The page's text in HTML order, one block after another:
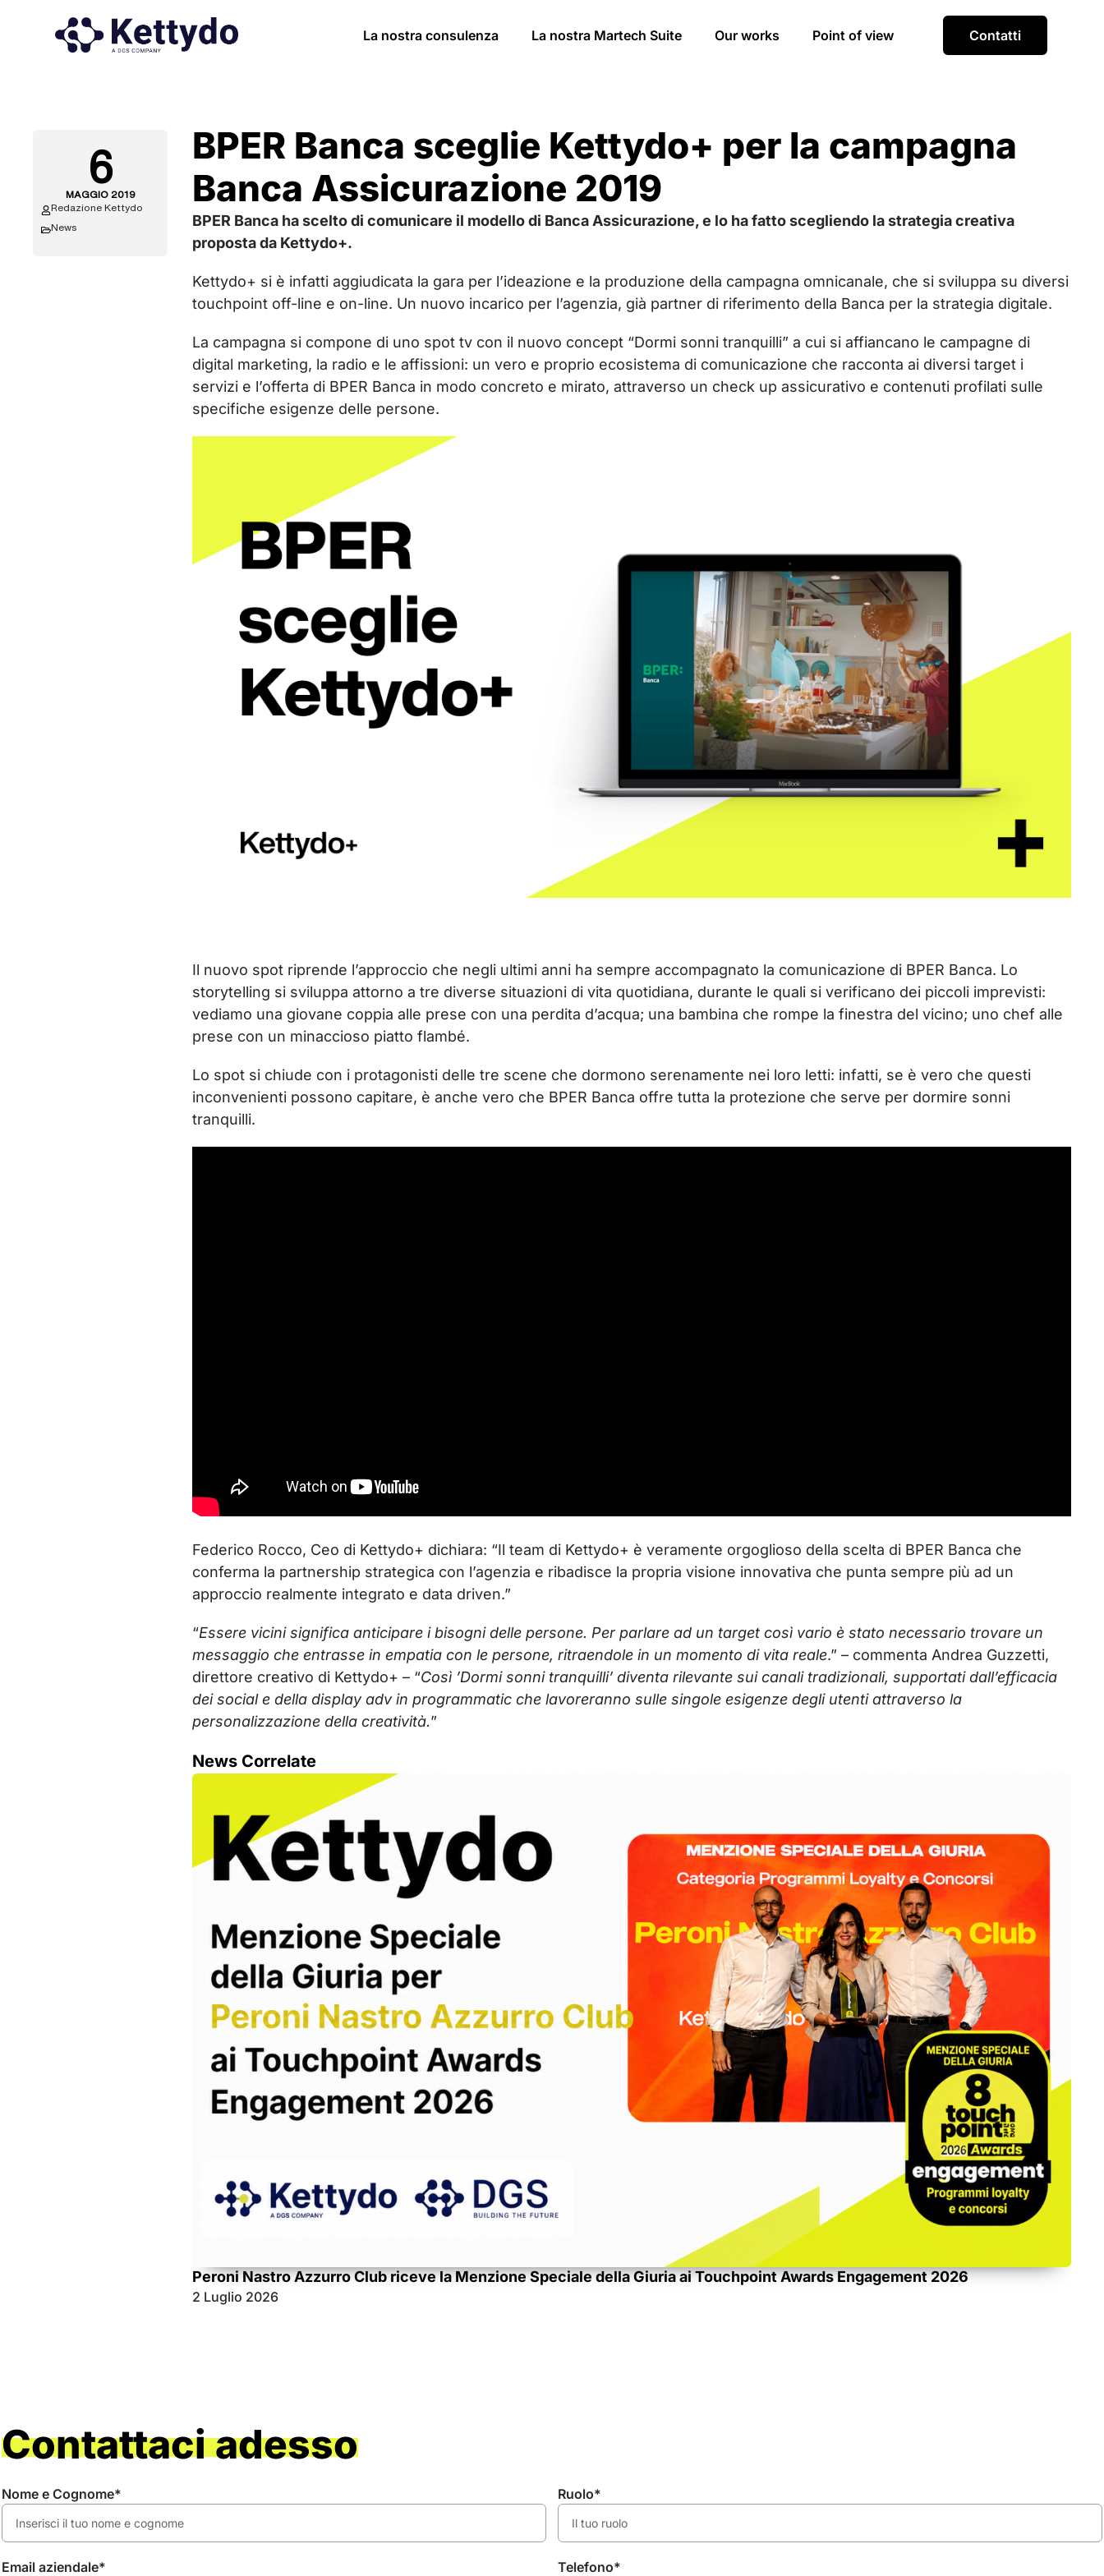
La nostra consulenza La nostra Martech Suite Our works Point of view Contatti
6
MAGGIO 2019
Redazione Kettydo
News
BPER Banca sceglie Kettydo+ per la campagna
Banca Assicurazione 2019
BPER Banca ha scelto di comunicare il modello di Banca Assicurazione, e lo ha fatto scegliendo la strategia creativa
proposta da Kettydo+.
Kettydo+ si è infatti aggiudicata la gara per l’ideazione e la produzione della campagna omnicanale, che si sviluppa su diversi
touchpoint off-line e on-line. Un nuovo incarico per l’agenzia, già partner di riferimento della Banca per la strategia digitale.
La campagna si compone di uno spot tv con il nuovo concept “Dormi sonni tranquilli” a cui si affiancano le campagne di
digital marketing, la radio e le affissioni: un vero e proprio ecosistema di comunicazione che racconta ai diversi target i
servizi e l’offerta di BPER Banca in modo concreto e mirato, attraverso un check up assicurativo e contenuti profilati sulle
specifiche esigenze delle persone.
Il nuovo spot riprende l’approccio che negli ultimi anni ha sempre accompagnato la comunicazione di BPER Banca. Lo
storytelling si sviluppa attorno a tre diverse situazioni di vita quotidiana, durante le quali si verificano dei piccoli imprevisti:
vediamo una giovane coppia alle prese con una perdita d’acqua; una bambina che rompe la finestra del vicino; uno chef alle
prese con un minaccioso piatto flambé.
Lo spot si chiude con i protagonisti delle tre scene che dormono serenamente nei loro letti: infatti, se è vero che questi
inconvenienti possono capitare, è anche vero che BPER Banca offre tutta la protezione che serve per dormire sonni
tranquilli.
Federico Rocco, Ceo di Kettydo+ dichiara: “Il team di Kettydo+ è veramente orgoglioso della scelta di BPER Banca che
conferma la partnership strategica con l’agenzia e ribadisce la propria visione innovativa che punta sempre più ad un
approccio realmente integrato e data driven.”
“Essere vicini significa anticipare i bisogni delle persone. Per parlare ad un target così vario è stato necessario trovare un
messaggio che entrasse in empatia con le persone, ritraendole in un momento di vita reale.” – commenta Andrea Guzzetti,
direttore creativo di Kettydo+ – “Così ’Dormi sonni tranquilli’ diventa rilevante sui canali tradizionali, supportati dall’efficacia
dei social e della display adv in programmatic che lavoreranno sulle singole esigenze degli utenti attraverso la
personalizzazione della creatività.”
News Correlate
Peroni Nastro Azzurro Club riceve la Menzione Speciale della Giuria ai Touchpoint Awards Engagement 2026
2 Luglio 2026
Contattaci adesso
Nome e Cognome* Ruolo*
Email aziendale* Telefono*